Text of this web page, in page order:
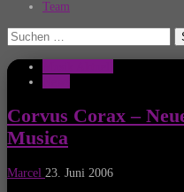
Team
Suchen
nach:
Corvus Corax –
Musica
Marcel 23. Juni 2006